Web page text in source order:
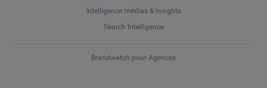
Intelligence médias & insights
Search Intelligence
Brandwatch pour Agences